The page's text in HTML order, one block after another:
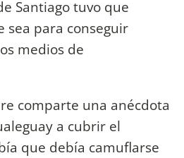
Santiago tuvo que
sea para conseguir
medios de
comparte una anécdota
a cubrir el
que debía camuflarse